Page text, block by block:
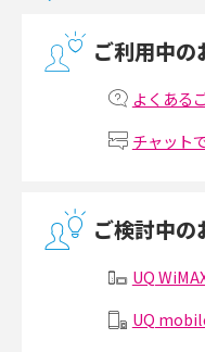
マンションで光回線の利用を
Wi-Fiルーターの設定方法を
無線LANとは？メリット・デ
メッシュWi-Fiとは？仕組み
ご利用中の
よくある
チャット
ご検討中の
UQ
UQ